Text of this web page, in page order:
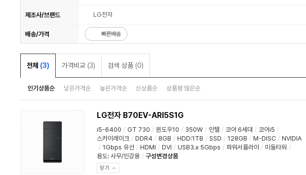
제조사/브랜드 LG전자
배송/가격 빠른배송
전체 (3) 가격비교 (3) 검색 상품 (0)
인기상품순 낮은가격순 높은가격순 신상품순 상품평 많은순
LG전자 B70EV-ARI5S1G
i5-6400 / GT 730 / 윈도우10 / 350W / 인텔 / 코어 6세대 / 코어i5 /
스카이레이크 / DDR4 / 8GB / HDD:1TB / SSD / 128GB / M-DISC / NVIDIA
/ 1Gbps 유선 / HDMI / DVI / USB3.x 5Gbps / 파워서플라이 / 미들타워 /
용도: 사무/인강용 / 구성변경상품
닫기